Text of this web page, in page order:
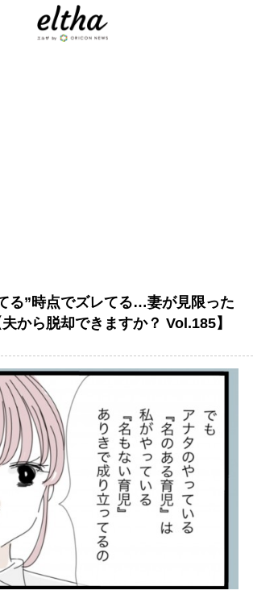
る”時点でズレてる…妻が見限った
から脱却できますか？ Vol.185】